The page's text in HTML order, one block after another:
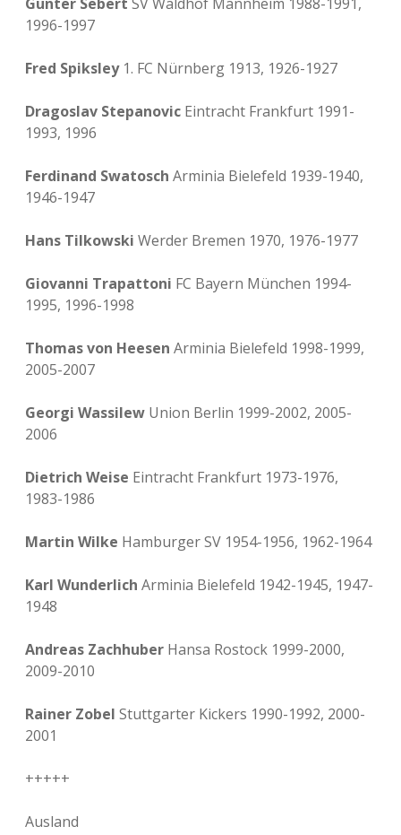
1996-1997
Fred Spiksley1. FC Nürnberg 1913, 1926-1927
Dragoslav Stepanovic Eintracht Frankfurt 1991-
1993, 1996
Ferdinand Swatosch Arminia Bielefeld 1939-1940,
1946-1947
Hans Tilkowski Werder Bremen 1970, 1976-1977
Giovanni Trapattoni FC Bayern München 1994-
1995, 1996-1998
Thomas von Heesen Arminia Bielefeld 1998-1999,
2005-2007
Georgi Wassilew Union Berlin 1999-2002, 2005-
2006
Dietrich Weise Eintracht Frankfurt 1973-1976,
1983-1986
Martin Wilke Hamburger SV 1954-1956, 1962-1964
Karl Wunderlich Arminia Bielefeld 1942-1945, 1947-
1948
Andreas Zachhuber Hansa Rostock 1999-2000,
2009-2010
Rainer Zobel Stuttgarter Kickers 1990-1992, 2000-
2001
+++++
Ausland